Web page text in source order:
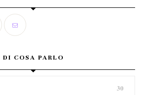
DI COSA PARLO
30